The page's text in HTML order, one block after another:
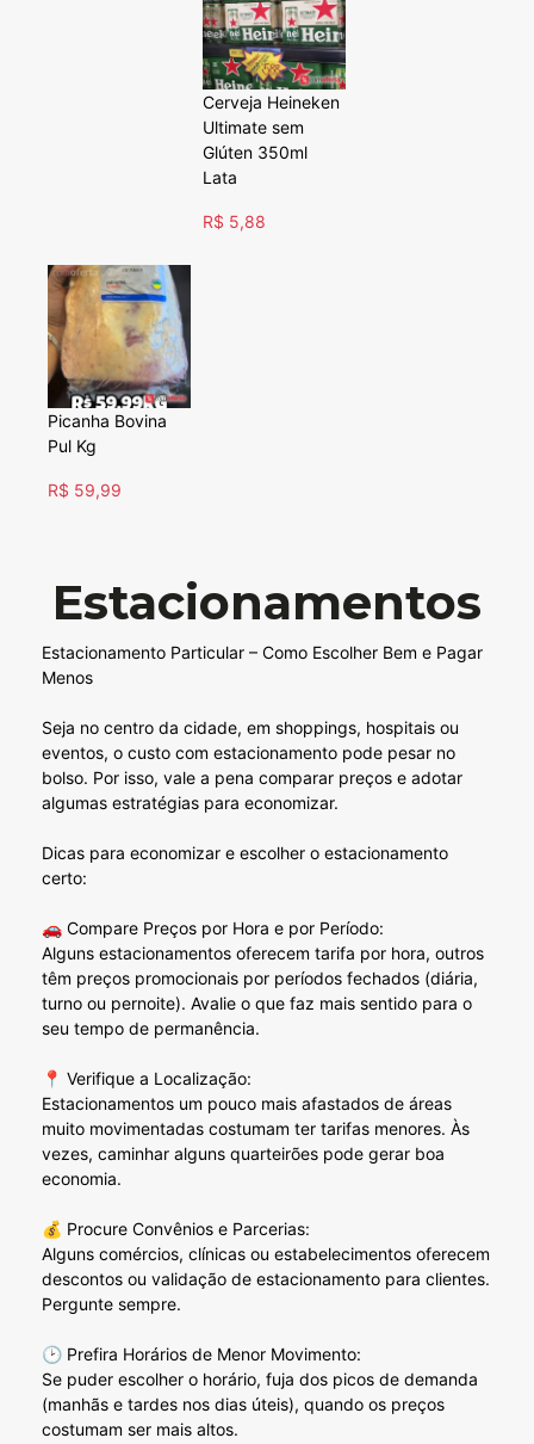
Cerveja Heineken
Ultimate sem
Glúten 350ml
Lata
R$ 5,88
Picanha Bovina
Pul Kg
R$ 59,99
Estacionamentos
Estacionamento Particular – Como Escolher Bem e Pagar
Menos
Seja no centro da cidade, em shoppings, hospitais ou
eventos, o custo com estacionamento pode pesar no
bolso. Por isso, vale a pena comparar preços e adotar
algumas estratégias para economizar.
Dicas para economizar e escolher o estacionamento
certo:
🚗 Compare Preços por Hora e por Período:
Alguns estacionamentos oferecem tarifa por hora, outros
têm preços promocionais por períodos fechados (diária,
turno ou pernoite). Avalie o que faz mais sentido para o
seu tempo de permanência.
📍 Verifique a Localização:
Estacionamentos um pouco mais afastados de áreas
muito movimentadas costumam ter tarifas menores. Às
vezes, caminhar alguns quarteirões pode gerar boa
economia.
💰 Procure Convênios e Parcerias:
Alguns comércios, clínicas ou estabelecimentos oferecem
descontos ou validação de estacionamento para clientes.
Pergunte sempre.
🕑 Prefira Horários de Menor Movimento:
Se puder escolher o horário, fuja dos picos de demanda
(manhãs e tardes nos dias úteis), quando os preços
costumam ser mais altos.